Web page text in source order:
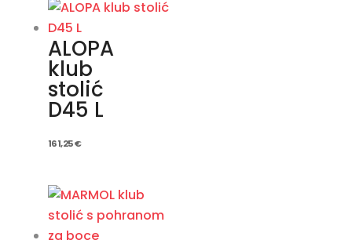
ALOPA
klub
stolić
D45 L
161,25€